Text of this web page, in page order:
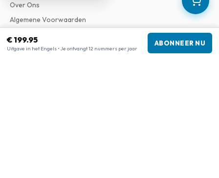
€ 199.95
Uitgave in het Engels • Je ontvangt 12 nummers per jaar
ABONNEER NU
Over Ons
Algemene Voorwaarden
Klachtenregeling